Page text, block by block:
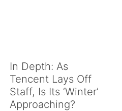
In Depth: As
Tencent Lays Off
Staff, Is Its ‘Winter’
Approaching?